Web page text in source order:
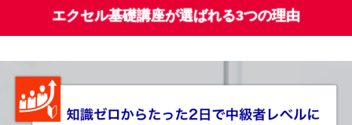
エクセル基礎講座が選ばれる3つの理由